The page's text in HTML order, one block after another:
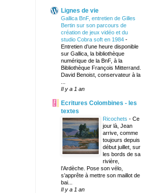
Lignes de vie
Gallica BnF, entretien de Gilles
Bertin sur son parcours de
création de jeux vidéo et du
studio Cobra soft en 1984 -
Entretien d’une heure disponible
sur Gallica, la bibliothèque
numérique de la BnF, à la
Bibliothèque François Mitterrand.
David Benoist, conservateur à la
Il y a 1 an
Ecritures Colombines - les
textes
Ricochets - Ce
jour là, Jean
arrive, comme
toujours depuis
début juillet, sur
les bords de sa
rivière,
l’Ardèche. Pose son vélo,
s’apprête à mettre son maillot de
bai...
Il y a 1 an